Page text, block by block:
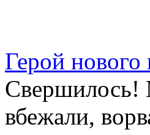
Герой нового
Свершилось!
вбежали,